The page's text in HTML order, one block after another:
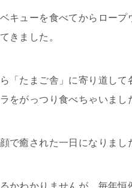
キューを食べてからロー
きました。
「たまご舎」に寄り道し
をがっつり食べちゃいまし
で癒された一日になりまし
かわかりませんが、毎年